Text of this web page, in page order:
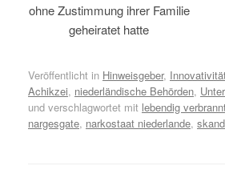
ohne Zustimmung ihrer Familie
geheiratet hatte
Veröffentlicht in Hinweisgeber,
Achikzei, niederländische Behörden,
und verschlagwortet mit lebendig
nargesgate, narkostaat niederlande,